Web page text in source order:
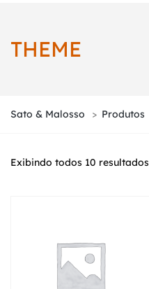
THEME
Sato & Malosso > Produtos
Exibindo todos 10 resultados